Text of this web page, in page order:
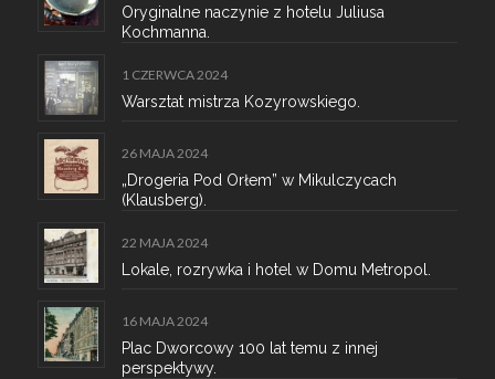
Oryginalne naczynie z hotelu Juliusa
Kochmanna.
1 CZERWCA 2024
Warsztat mistrza Kozyrowskiego.
26 MAJA 2024
„Drogeria Pod Orłem” w Mikulczycach
(Klausberg).
22 MAJA 2024
Lokale, rozrywka i hotel w Domu Metropol.
16 MAJA 2024
Plac Dworcowy 100 lat temu z innej
perspektywy.